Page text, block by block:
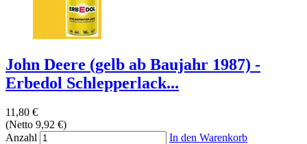
John Deere (gelb ab Baujahr 1987) -
Erbedol Schlepperlack...
11,80 €
(Netto 9,92 €)
Anzahl
In den Warenkorb